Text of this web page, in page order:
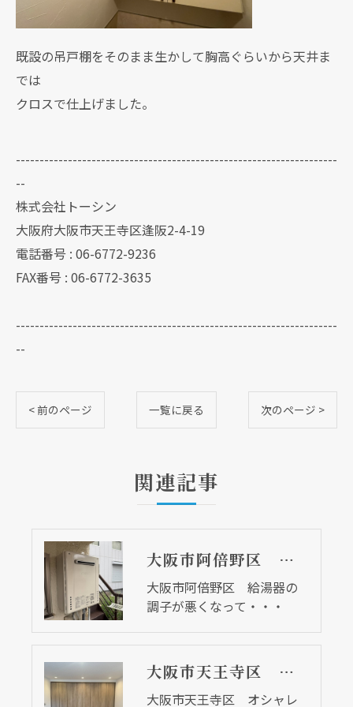
既設の吊戸棚をそのまま生かして胸高ぐらいから天井ま
では
クロスで仕上げました。
--------------------------------------------------------------------
--
株式会社トーシン
大阪府大阪市天王寺区逢阪2-4-19
電話番号 : 06-6772-9236
FAX番号 : 06-6772-3635
--------------------------------------------------------------------
--
< 前のページ 一覧に戻る 次のページ >
関連記事
大阪市阿倍野区 給湯器の調子が悪くなって・・・
大阪市阿倍野区 給湯器の
調子が悪くなって・・・
大阪市天王寺区 オシャレで収納タップリな洋室に仕上がりました
大阪市天王寺区 オシャレ